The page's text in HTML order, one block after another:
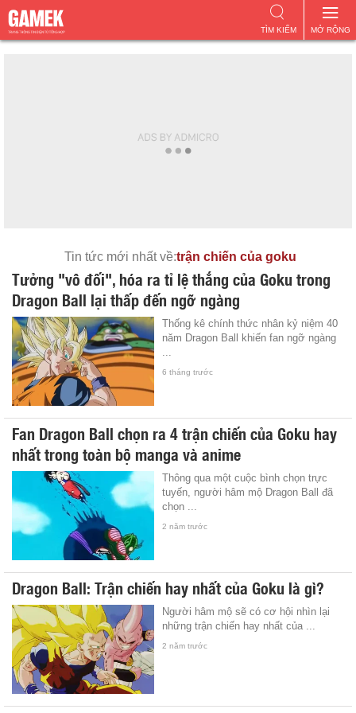
MỞ RỘNG
TÌM KIẾM
Tin tức mới nhất về:trận chiến của goku
Tưởng "vô đối", hóa ra tỉ lệ thắng của Goku trong
Dragon Ball lại thấp đến ngỡ ngàng
Thống kê chính thức nhân kỷ niệm 40
năm Dragon Ball khiến fan ngỡ ngàng
...
6 tháng trước
Fan Dragon Ball chọn ra 4 trận chiến của Goku hay
nhất trong toàn bộ manga và anime
Thông qua một cuộc bình chọn trực
tuyến, người hâm mộ Dragon Ball đã
chọn ...
2 năm trước
Dragon Ball: Trận chiến hay nhất của Goku là gì?
Người hâm mộ sẽ có cơ hội nhìn lại
những trận chiến hay nhất của ...
2 năm trước